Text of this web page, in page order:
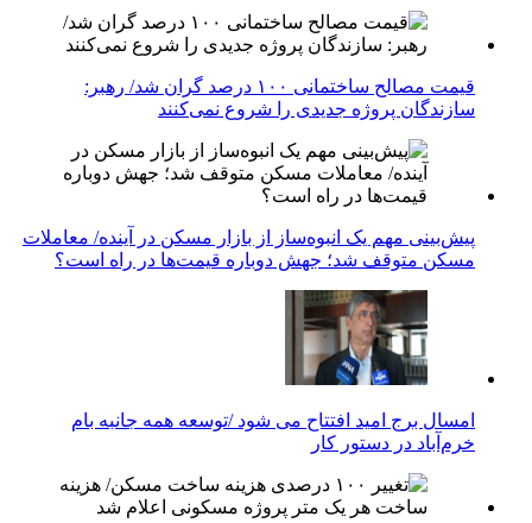
قیمت مصالح ساختمانی ۱۰۰ درصد گران شد/ رهبر:
سازندگان پروژه جدیدی را شروع نمی‌کنند
پیش‌بینی مهم یک انبوه‌ساز از بازار مسکن در آینده/ معاملات
مسکن متوقف شد؛ جهش دوباره قیمت‌ها در راه است؟
امسال برج امید افتتاح می شود /توسعه همه جانبه بام
خرم‌آباد در دستور کار